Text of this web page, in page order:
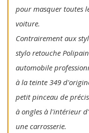
pour masquer toutes
voiture.
Contrairement aux
stylo retouche
automobile
à la teinte 349
petit pinceau de
à ongles à l'intérieur
une carrosserie.